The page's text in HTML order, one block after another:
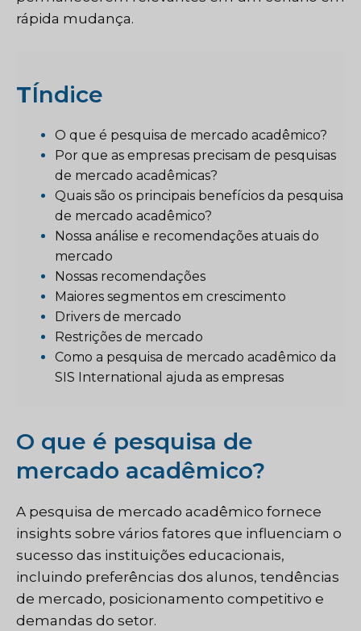
rápida mudança.
TÍndice
O que é pesquisa de mercado acadêmico?
Por que as empresas precisam de pesquisas
de mercado acadêmicas?
Quais são os principais benefícios da pesquisa
de mercado acadêmico?
Nossa análise e recomendações atuais do
mercado
Nossas recomendações
Maiores segmentos em crescimento
Drivers de mercado
Restrições de mercado
Como a pesquisa de mercado acadêmico da
SIS International ajuda as empresas
O que é pesquisa de
mercado acadêmico?
A pesquisa de mercado acadêmico fornece
insights sobre vários fatores que influenciam o
sucesso das instituições educacionais,
incluindo preferências dos alunos, tendências
de mercado, posicionamento competitivo e
demandas do setor.